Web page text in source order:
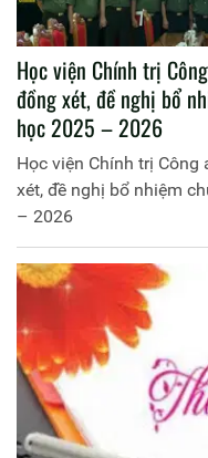
Học viện Chính trị
đồng xét, đề nghị bổ
học 2025 – 2026
Học viện Chính trị
xét, đề nghị bổ nhiệm
– 2026